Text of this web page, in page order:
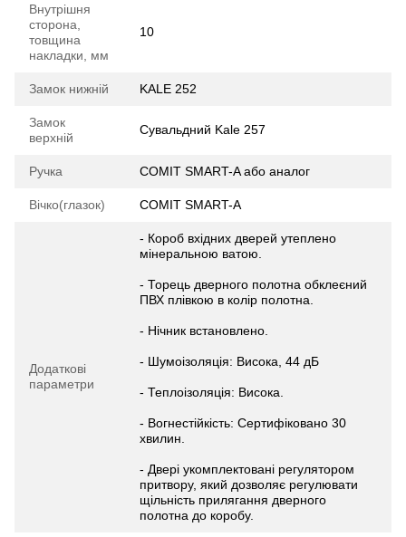
Внутрішня
сторона,
товщина
накладки, мм
10
Замок нижній KALE 252
Замок
верхній
Сувальдний Kale 257
Ручка COMIT SMART-A або аналог
Вічко(глазок) COMIT SMART-A
Додаткові
параметри
- Короб вхідних дверей утеплено
мінеральною ватою.
- Торець дверного полотна обклеєний
ПВХ плівкою в колір полотна.
- Нічник встановлено.
- Шумоізоляція: Висока, 44 дБ
- Теплоізоляція: Висока.
- Вогнестійкість: Сертифіковано 30
хвилин.
- Двері укомплектовані регулятором
притвору, який дозволяє регулювати
щільність прилягання дверного
полотна до коробу.